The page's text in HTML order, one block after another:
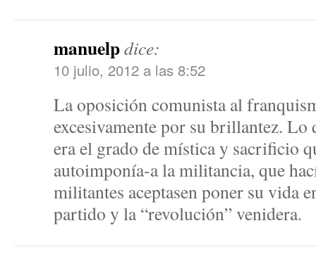
manuelpdice:
10 julio, 2012 a las 8:52
La oposición comunista al
excesivamente por su brillantez. Lo
era el grado de mística y sacrificio
autoimponía-a la militancia, que
militantes aceptasen poner su vida
partido y la “revolución” venidera.